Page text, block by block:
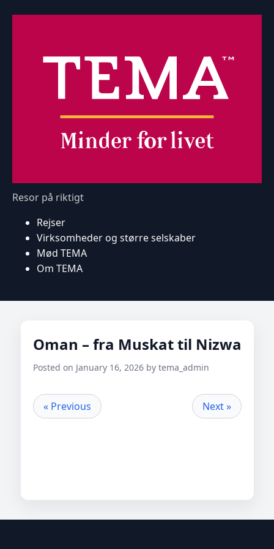
Resor på riktigt
Rejser
Virksomheder og større selskaber
Mød TEMA
Om TEMA
Oman – fra Muskat til Nizwa
Posted on January 16, 2026 by tema_admin
« Previous Next »